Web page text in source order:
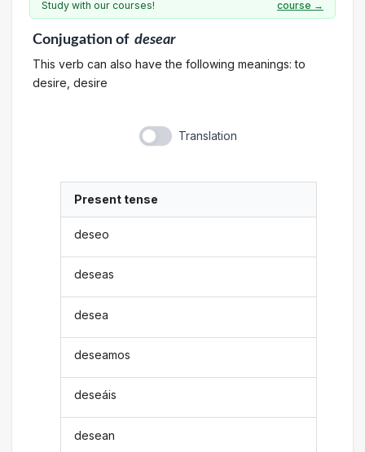
Study with our courses!
course →
Conjugationof desear
This verb can also have the following meanings: to
desire, desire
Translation
Present tense
deseo
deseas
desea
deseamos
deseáis
desean